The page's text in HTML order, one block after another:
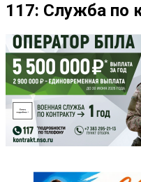
117: Служба по